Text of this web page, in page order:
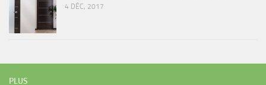
4 DÉC, 2017
PLUS